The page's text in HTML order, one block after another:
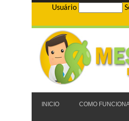
Usuário
INICIO COMO